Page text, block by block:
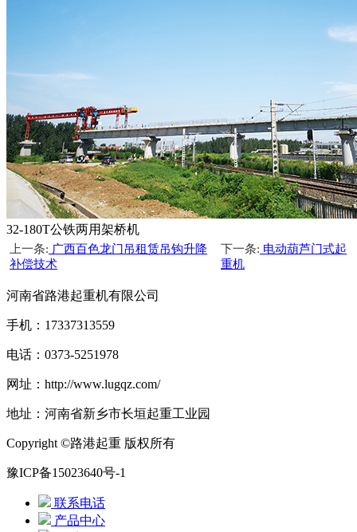
32-180T公铁两用架桥机
上一条: 广西百色龙门吊租赁吊钩升降
补偿技术
下一条: 电动葫芦门式起
重机
河南省路港起重机有限公司
手机：17337313559
电话：0373-5251978
网址：http://www.lugqz.com/
地址：河南省新乡市长垣起重工业园
Copyright ©路港起重 版权所有
豫ICP备15023640号-1
联系电话
产品中心